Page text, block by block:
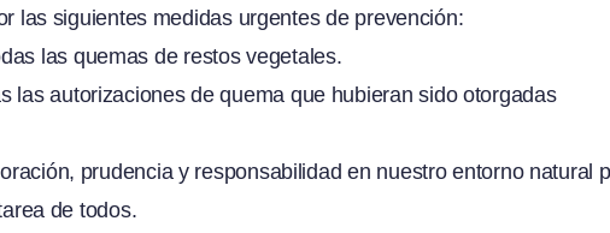
las siguientes medidas urgentes de prevención:
las quemas de restos vegetales.
las autorizaciones de quema que hubieran sido otorgadas
prudencia y responsabilidad en nuestro entorno natural
de todos.